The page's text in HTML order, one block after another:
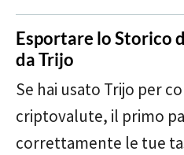
Esportare lo Storico
da Trijo
Se hai usato Trijo per
criptovalute, il primo
correttamente le tue